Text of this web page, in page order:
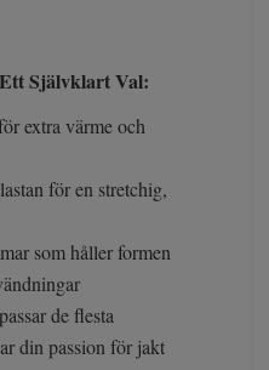
Självklart Val:
extra värme och
för en stretchig,
som håller formen
de flesta
din passion för jakt